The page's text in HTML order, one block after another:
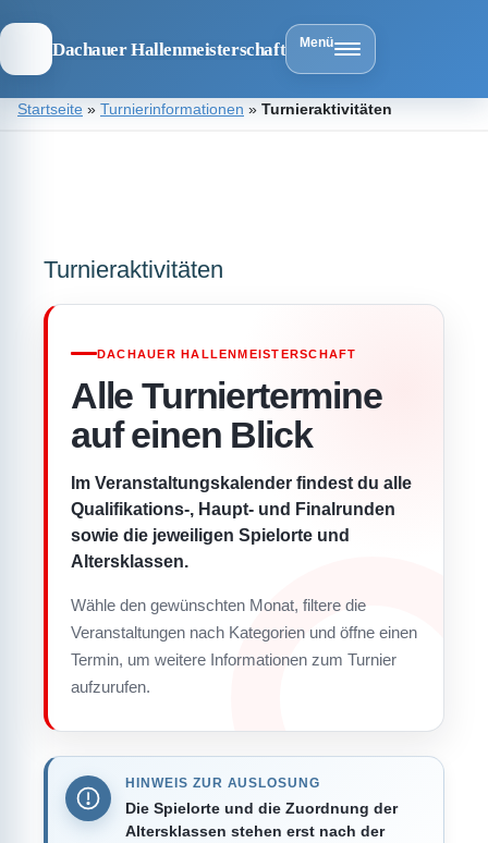
Dachauer Hallenmeisterschaft Menü
ZumStartseite » Turnierinformationen » Turnieraktivitäten
Turnieraktivitäten
DACHAUER HALLENMEISTERSCHAFT
Alle Turniertermine
auf einen Blick
Im Veranstaltungskalender findest du alle
Qualifikations-, Haupt- und Finalrunden
sowie die jeweiligen Spielorte und
Altersklassen.
Wähle den gewünschten Monat, filtere die
Veranstaltungen nach Kategorien und öffne einen
Termin, um weitere Informationen zum Turnier
aufzurufen.
HINWEIS ZUR AUSLOSUNG
Die Spielorte und die Zuordnung der
Altersklassen stehen erst nach der